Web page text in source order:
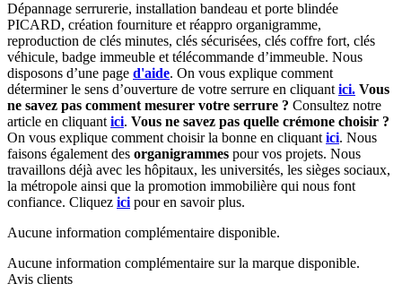
Dépannage serrurerie, installation bandeau et porte blindée
PICARD, création fourniture et réappro organigramme,
reproduction de clés minutes, clés sécurisées, clés coffre fort, clés
véhicule, badge immeuble et télécommande d’immeuble. Nous
disposons d’une page d'aide. On vous explique comment
déterminer le sens d’ouverture de votre serrure en cliquant ici. Vous
ne savez pas comment mesurer votre serrure ? Consultez notre
article en cliquant ici. Vous ne savez pas quelle crémone choisir ?
On vous explique comment choisir la bonne en cliquant ici. Nous
faisons également des organigrammes pour vos projets. Nous
travaillons déjà avec les hôpitaux, les universités, les sièges sociaux,
la métropole ainsi que la promotion immobilière qui nous font
confiance. Cliquez ici pour en savoir plus.
Aucune information complémentaire disponible.
Aucune information complémentaire sur la marque disponible.
Avis clients